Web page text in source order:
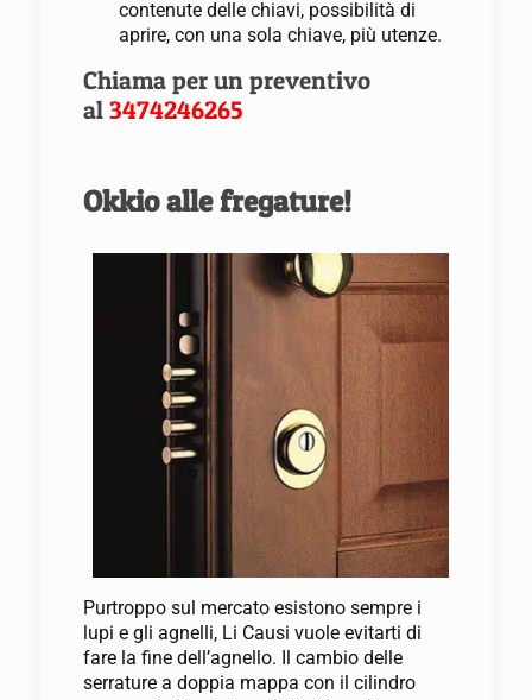
contenute delle chiavi, possibilità di
aprire, con una sola chiave, più utenze.
Chiama per un preventivo
al 3474246265
Okkio alle fregature!
Purtroppo sul mercato esistono sempre i
lupi e gli agnelli, Li Causi vuole evitarti di
fare la fine dell’agnello. Il cambio delle
serrature a doppia mappa con il cilindro